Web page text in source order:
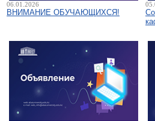
06.01.2026
ВНИМАНИЕ ОБУЧАЮЩИХСЯ!